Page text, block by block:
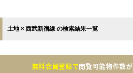
土地 × 西武新宿線 の検索結果一覧
無料会員登録で閲覧可能物件数が